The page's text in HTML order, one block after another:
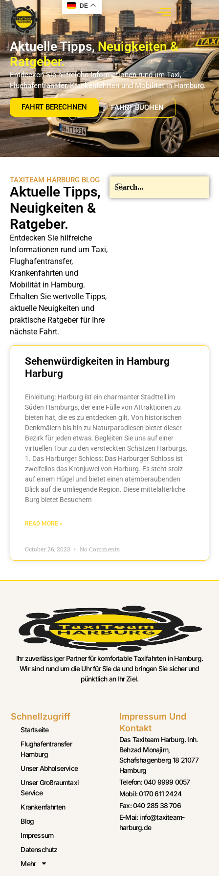
DE
Aktuelle Tipps,Neuigkeiten &
Ratgeber.
Entdecken Sie hilfreiche Informationen rund um Taxi,
Flughafentransfer, Krankenfahrten und Mobilität in Hamburg.
FAHRT BERECHNEN FAHRT BUCHEN
TAXITEAM HARBURG BLOG
Aktuelle Tipps,
Neuigkeiten &
Ratgeber.
Entdecken Sie hilfreiche
Informationen rund um Taxi,
Flughafentransfer,
Krankenfahrten und
Mobilität in Hamburg.
Erhalten Sie wertvolle Tipps,
aktuelle Neuigkeiten und
praktische Ratgeber für Ihre
nächste Fahrt.
Sehenwürdigkeiten in Hamburg
Harburg
Einleitung: Harburg ist ein charmanter Stadtteil im
Süden Hamburgs, der eine Fülle von Attraktionen zu
bieten hat, die es zu entdecken gilt. Von historischen
Denkmälern bis hin zu Naturparadiesen bietet dieser
Bezirk für jeden etwas. Begleiten Sie uns auf einer
virtuellen Tour zu den versteckten Schätzen Harburgs.
1. Das Harburger Schloss: Das Harburger Schloss ist
zweifellos das Kronjuwel von Harburg. Es steht stolz
auf einem Hügel und bietet einen atemberaubenden
Blick auf die umliegende Region. Diese mittelalterliche
Burg bietet Besuchern
READ MORE »
October 26, 2023 No Comments
Ihr zuverlässiger Partner für komfortable Taxifahrten in Hamburg.
Wir sind rund um die Uhr für Sie da und bringen Sie sicher und
pünktlich an Ihr Ziel.
Schnellzugriff
Startseite
Flughafentransfer
Hamburg
Unser Abholservice
Unser Großraumtaxi
Service
Krankenfahrten
Blog
Impressum
Datenschutz
Mehr
Impressum Und
Kontakt
Das Taxiteam Harburg. Inh.
Behzad Monajim,
Schafshagenberg 18 21077
Hamburg
Telefon: 040 9999 0057
Mobil: 0170 611 2424
Fax: 040 285 38 706
E-Mai: info@taxiteam-
harburg.de